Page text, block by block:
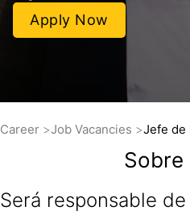
Apply Now
Career Job Vacancies Jefe de
Sobre
Será responsable